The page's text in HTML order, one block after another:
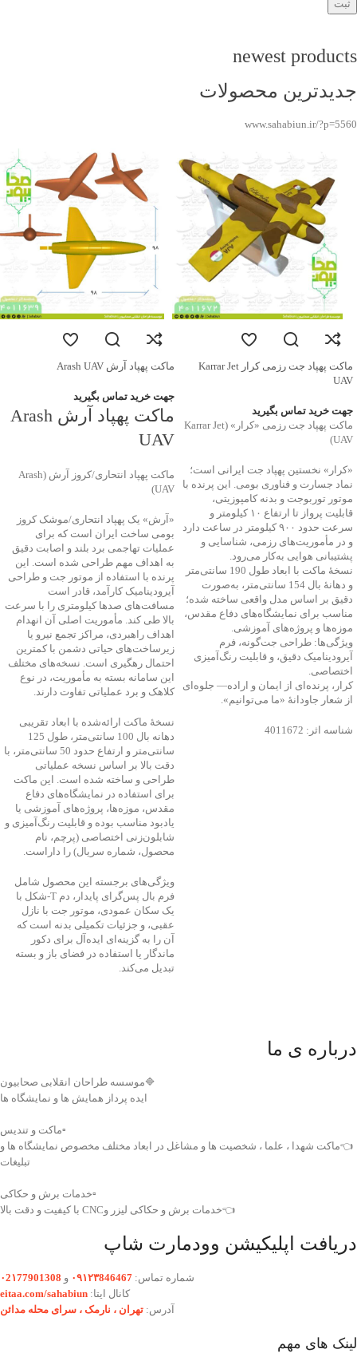
newest products
جدیدترین محصولات
www.sahabiun.ir/?p=5560
ماکت پهپاد جت رزمی کرار Karrar Jet
UAV
جهت خرید تماس بگیرید
ماکت پهپاد جت رزمی «کرار» (Karrar Jet
UAV)
«کرار» نخستین پهپاد جت ایرانی است؛
نماد جسارت و فناوری بومی. این پرنده با
موتور توربوجت و بدنه کامپوزیتی،
قابلیت پرواز تا ارتفاع ۱۰ کیلومتر و
سرعت حدود ۹۰۰ کیلومتر در ساعت دارد
و در مأموریت‌های رزمی، شناسایی و
پشتیبانی هوایی به‌کار می‌رود.
نسخهٔ ماکت با ابعاد طول 190 سانتی‌متر
و دهانهٔ بال 154 سانتی‌متر، به‌صورت
دقیق بر اساس مدل واقعی ساخته شده؛
مناسب برای نمایشگاه‌های دفاع مقدس،
موزه‌ها و پروژه‌های آموزشی.
ویژگی‌ها: طراحی جت‌گونه، فرم
آیرودینامیک دقیق، و قابلیت رنگ‌آمیزی
اختصاصی.
کرار، پرنده‌ای از ایمان و اراده— جلوه‌ای
از شعار جاودانۀ «ما می‌توانیم».
شناسه اثر: 4011672
ماکت پهپاد آرش Arash UAV
جهت خرید تماس بگیرید
ماکت پهپاد آرش Arash
UAV
ماکت پهپاد انتحاری/کروز آرش (Arash
UAV)
«آرش» یک پهپاد انتحاری/موشک کروز
بومی ساخت ایران است که برای
عملیات تهاجمی برد بلند و اصابت دقیق
به اهداف مهم طراحی شده است. این
پرنده با استفاده از موتور جت و طراحی
آیرودینامیک کارآمد، قادر است
مسافت‌های صدها کیلومتری را با سرعت
بالا طی کند. مأموریت اصلی آن انهدام
اهداف راهبردی، مراکز تجمع نیرو یا
زیرساخت‌های حیاتی دشمن با کمترین
احتمال رهگیری است. نسخه‌های مختلف
این سامانه بسته به مأموریت، در نوع
کلاهک و برد عملیاتی تفاوت دارند.
نسخهٔ ماکت ارائه‌شده با ابعاد تقریبی
دهانه بال 100 سانتی‌متر، طول 125
سانتی‌متر و ارتفاع حدود 50 سانتی‌متر، با
دقت بالا بر اساس نسخه عملیاتی
طراحی و ساخته شده است. این ماکت
برای استفاده در نمایشگاه‌های دفاع
مقدس، موزه‌ها، پروژه‌های آموزشی یا
یادبود مناسب بوده و قابلیت رنگ‌آمیزی و
شابلون‌زنی اختصاصی (پرچم، نام
محصول، شماره سریال) را داراست.
ویژگی‌های برجسته این محصول شامل
فرم بال پس‌گرای پایدار، دم T‑شکل با
یک سکان عمودی، موتور جت با نازل
عقبی، و جزئیات تکمیلی بدنه است که
آن را به گزینه‌ای ایده‌آل برای دکور
ماندگار یا استفاده در فضای باز و بسته
تبدیل می‌کند.
درباره ی ما
🔷موسسه طراحان انقلابی صحابیون
ایده پرداز همایش ها و نمایشگاه ها
▫️ماکت و تندیس
👈ماکت شهدا ، علما ، شخصیت ها و مشاغل در ابعاد مختلف مخصوص نمایشگاه ها و
تبلیغات
▫️خدمات برش و حکاکی
👈خدمات برش و حکاکی لیزر وCNC با کیفیت و دقت بالا
دریافت اپلیکیشن وودمارت شاپ
شماره تماس: ۰۹۱۲۳846467 و ۰2۱77901308
کانال ایتا: eitaa.com/sahabiun
آدرس: تهران ،‌ نارمک ، سرای محله مدائن
لینک های مهم